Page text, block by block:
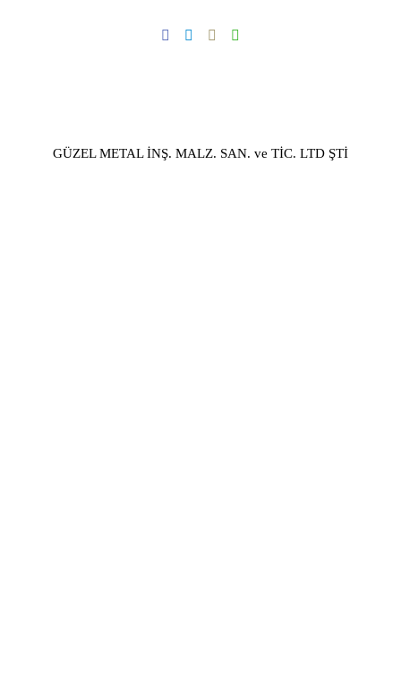
GÜZEL METAL İNŞ. MALZ. SAN. ve TİC. LTD ŞTİ